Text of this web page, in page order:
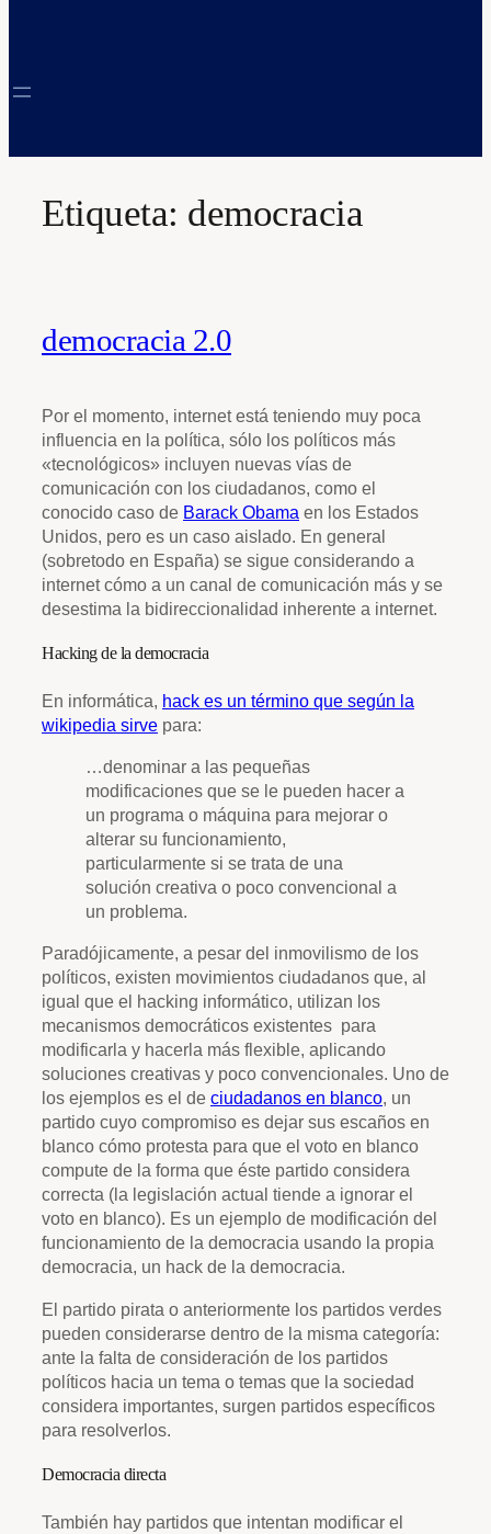
Etiqueta: democracia
democracia 2.0
Por el momento, internet está teniendo muy poca
influencia en la política, sólo los políticos más
«tecnológicos» incluyen nuevas vías de
comunicación con los ciudadanos, como el
conocido caso de Barack Obama en los Estados
Unidos, pero es un caso aislado. En general
(sobretodo en España) se sigue considerando a
internet cómo a un canal de comunicación más y se
desestima la bidireccionalidad inherente a internet.
Hacking de la democracia
En informática, hack es un término que según la
wikipedia sirve para:
…denominar a las pequeñas
modificaciones que se le pueden hacer a
un programa o máquina para mejorar o
alterar su funcionamiento,
particularmente si se trata de una
solución creativa o poco convencional a
un problema.
Paradójicamente, a pesar del inmovilismo de los
políticos, existen movimientos ciudadanos que, al
igual que el hacking informático, utilizan los
mecanismos democráticos existentes para
modificarla y hacerla más flexible, aplicando
soluciones creativas y poco convencionales. Uno de
los ejemplos es el de ciudadanos en blanco, un
partido cuyo compromiso es dejar sus escaños en
blanco cómo protesta para que el voto en blanco
compute de la forma que éste partido considera
correcta (la legislación actual tiende a ignorar el
voto en blanco). Es un ejemplo de modificación del
funcionamiento de la democracia usando la propia
democracia, un hack de la democracia.
El partido pirata o anteriormente los partidos verdes
pueden considerarse dentro de la misma categoría:
ante la falta de consideración de los partidos
políticos hacia un tema o temas que la sociedad
considera importantes, surgen partidos específicos
para resolverlos.
Democracia directa
También hay partidos que intentan modificar el